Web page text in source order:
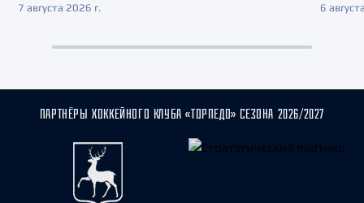
7 августа 2026 г. 6
ПАРТНЁРЫ ХОККЕЙНОГО КЛУБА «ТОРПЕДО» СЕЗОНА 2026/2027